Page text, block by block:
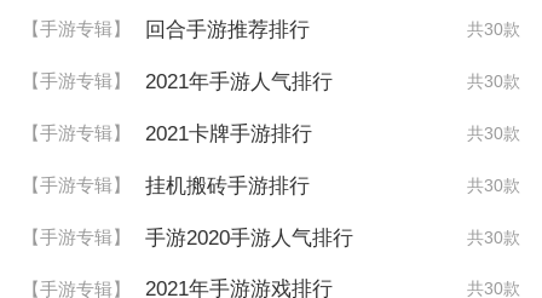
【手游专辑】 回合手游推荐排行 共30款
【手游专辑】 2021年手游人气排行 共30款
【手游专辑】 2021卡牌手游排行 共30款
【手游专辑】 挂机搬砖手游排行 共30款
【手游专辑】 手游2020手游人气排行 共30款
【手游专辑】 2021年手游游戏排行 共30款